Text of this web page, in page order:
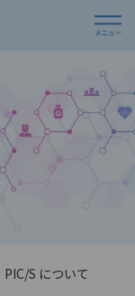
PIC/S について